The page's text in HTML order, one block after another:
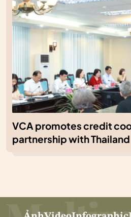
VCA promotes credit
partnership with Thailand